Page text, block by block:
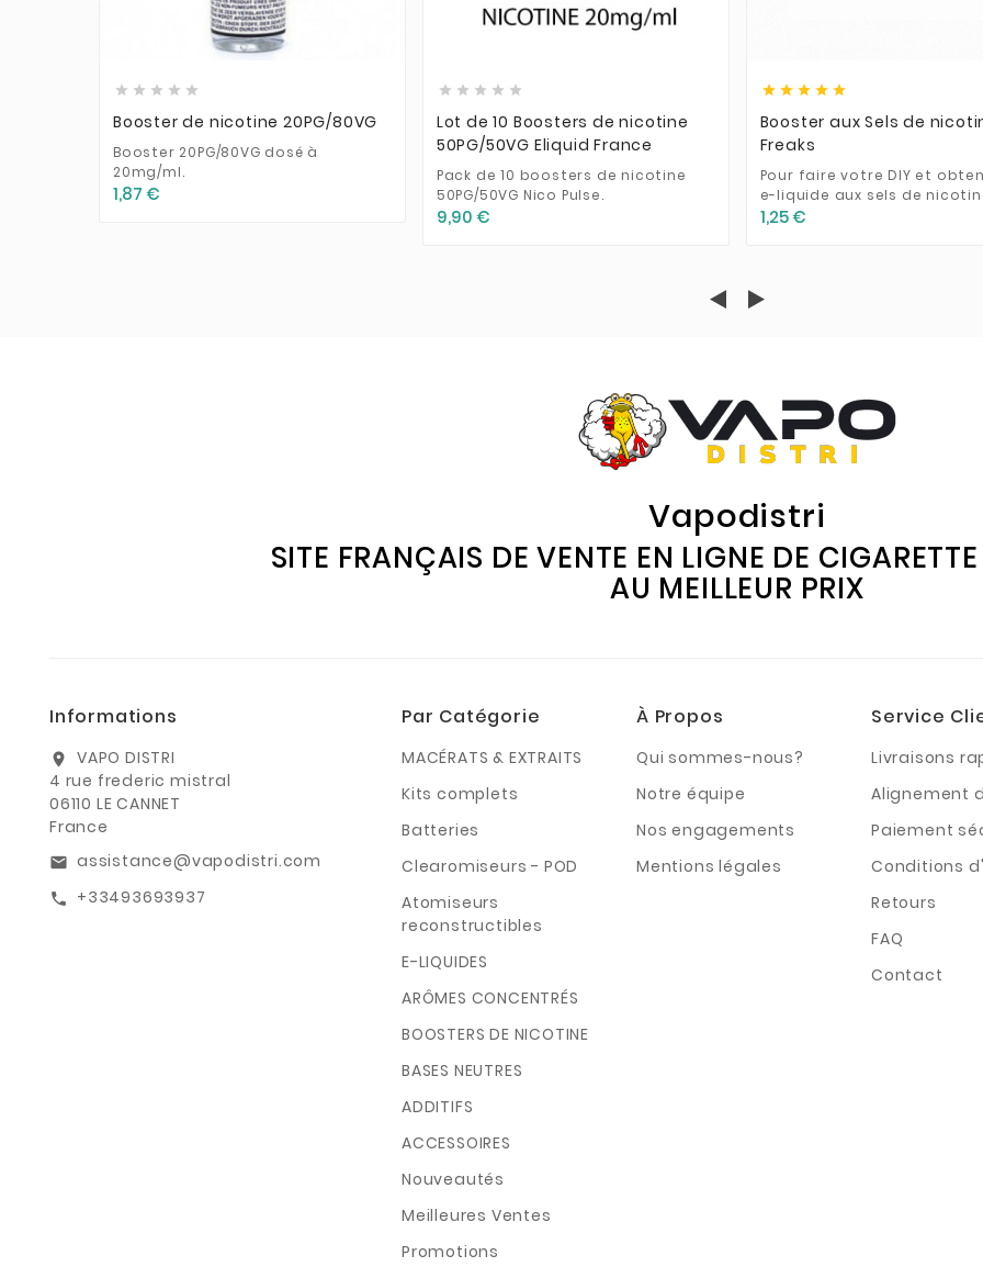
 
    
Booster de nicotine 20PG/80VG
Booster 20PG/80VG dosé à
20mg/ml.
1,87 €
    
Lot de 10 Boosters de nicotine
50PG/50VG Eliquid France
Pack de 10 boosters de nicotine
50PG/50VG Nico Pulse.
9,90 €
    
Booster aux Sels de
Freaks
Pour faire votre DIY et
e-liquide aux sels de
1,25 €
Vapodistri
SITE FRANÇAIS DE VENTE EN LIGNE DE
AU MEILLEUR PRIX
Informations
location_on
VAPO DISTRI
4 rue frederic mistral
06110 LE CANNET
France
email assistance@vapodistri.com
call +33493693937
Par Catégorie
MACÉRATS & EXTRAITS
Kits complets
Batteries
Clearomiseurs - POD
Atomiseurs
reconstructibles
E-LIQUIDES
ARÔMES CONCENTRÉS
BOOSTERS DE NICOTINE
BASES NEUTRES
ADDITIFS
ACCESSOIRES
Nouveautés
Meilleures Ventes
Promotions
À Propos
Qui sommes-nous?
Notre équipe
Nos engagements
Mentions légales
Service
Livraisons
Alignement
Paiement
Conditions
Retours
FAQ
Contact